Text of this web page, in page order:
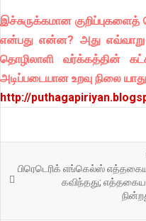
இச்சுருக்கமான
என்பது என்ன? அது எவ்வாறு
தொழிலாளி வர்க்கத்தின்
அடிப்படையான உறவு நிலை
http://
பிரெடெரிக் எங்கெல்ஸ் எத்தகைய
கவிந்தது;